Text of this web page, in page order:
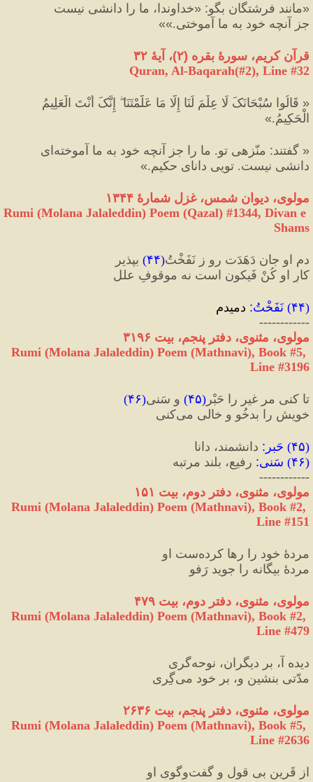
«مانند فرشتگان بگو:
«خداوندا، ما را دانشی نیست
جز آنچه خود به ما آموختی.»»
قرآن کریم، سورهٔ بقره (۲)، آیهٔ ۳۲
Quran, Al-Baqarah(#2), Line #32
«
الْحَكِيمُ.»
« گفتند:
دانشى نيست. تويى داناى حكيم.»
مولوی، دیوان شمس، غزل شمارهٔ ۱۳۴۴
Rumi (Molana Jalaleddin) Poem (Qazal) #1344, Divan e
Shams
دم او جان دَهَدَت رو ز نَفَخْتُ(۴۴) بپذیر
کارِ او کُنْ فَیکون‌ است نه موقوفِ علل
(۴۴) نَفَخْتُ: دمیدم
------------
مولوی، مثنوی، دفتر پنجم، بیت ۳۱۹۶
Rumi (Molana Jalaleddin) Poem (Mathnavi), Book #5,
Line #3196
تا کنی مر غیر را حَبْر (۴۵) و سَنی(۴۶)
خویش را بدخُو و خالی می‌کنی
(۴۵) حَبر : دانشمند، دانا
(۴۶) سَنی: رفیع، بلند مرتبه
------------
مولوی، مثنوی، دفتر دوم، بیت ۱۵۱
Rumi (Molana Jalaleddin) Poem (Mathnavi), Book #2,
Line #151
مردهٔ خود را رها کرده‌ست او
مردهٔ بیگانه را جوید رَفو
مولوی، مثنوی، دفتر دوم، بیت ۴۷۹
Rumi (Molana Jalaleddin) Poem (Mathnavi), Book #2,
Line #479
دیده آ، بر دیگران، نوحه‌گری
مدّتی بنشین و، بر خود می‌گِری
مولوی، مثنوی، دفتر پنجم، بیت ۲۶۳۶
Rumi (Molana Jalaleddin) Poem (Mathnavi), Book #5,
Line #2636
از قَرین بی‌ قول و گفت‌وگویِ او